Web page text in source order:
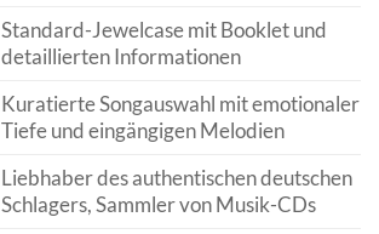
Standard-Jewelcase mit Booklet und
detaillierten Informationen
Kuratierte Songauswahl mit emotionaler
Tiefe und eingängigen Melodien
Liebhaber des authentischen deutschen
Schlagers, Sammler von Musik-CDs